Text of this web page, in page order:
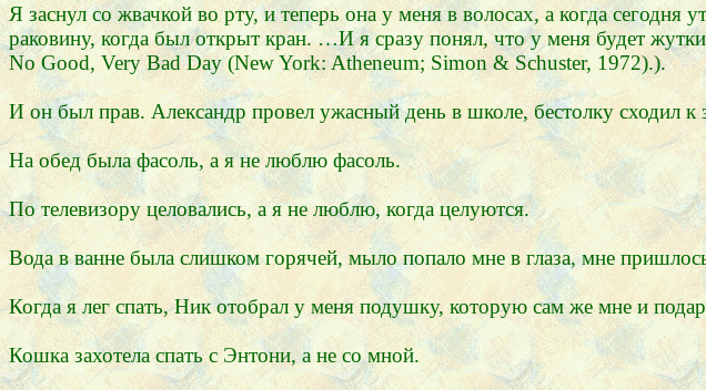
Я заснул со жвачкой во рту, и теперь она у меня в волосах, а когда сегодня
раковину, когда был открыт кран. …И я сразу понял, что у меня будет
No Good, Very Bad Day (New York: Atheneum; Simon & Schuster, 1972).).
И он был прав. Александр провел ужасный день в школе, бестолку сходил
На обед была фасоль, а я не люблю фасоль.
По телевизору целовались, а я не люблю, когда целуются.
Вода в ванне была слишком горячей, мыло попало мне в глаза, мне
Когда я лег спать, Ник отобрал у меня подушку, которую сам же мне и
Кошка захотела спать с Энтони, а не со мной.